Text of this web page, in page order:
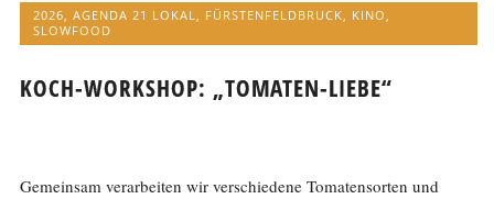
2026,AGENDA 21 LOKAL, FÜRSTENFELDBRUCK, KINO,
SLOWFOOD
KOCH-WORKSHOP: „TOMATEN-LIEBE“
Gemeinsam verarbeiten wir verschiedene Tomatensorten und